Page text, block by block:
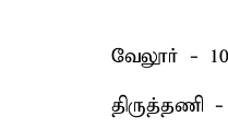
வேலூர் -
திருத்தணி -